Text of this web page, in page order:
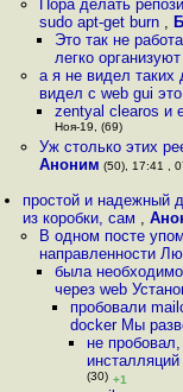
Пора делать
sudo apt-get burn ,
Это так не
легко
а я не видел таких
видел с web gui это
zentyal clearos и
Ноя-19, (69)
Уж столько этих
Аноним (50), 17:41 ,
простой и надежный
из коробки, сам ,
В одном посте
направленности
была
через web
пробовали
docker Мы
не
(30) +1